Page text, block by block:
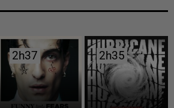
2h37
2h37 2h35
2h35